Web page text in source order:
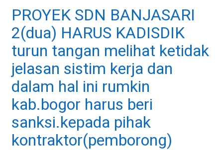
PROYEK SDN BANJASARI
2(dua) HARUS KADISDIK
turun tangan melihat ketidak
jelasan sistim kerja dan
dalam hal ini rumkin
kab.bogor harus beri
sanksi.kepada pihak
kontraktor(pemborong)